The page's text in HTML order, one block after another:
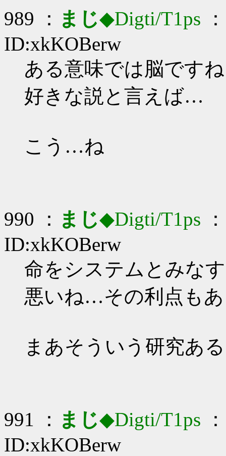
989 ： まじ◆Digti/T1ps
ID:xkKOBerw
ある意味では脳です
好きな説と言えば…
こう…ね
990 ： まじ◆Digti/T1ps
ID:xkKOBerw
命をシステムとみな
悪いね…その利点も
まあそういう研究あ
991 ： まじ◆Digti/T1ps
ID:xkKOBerw